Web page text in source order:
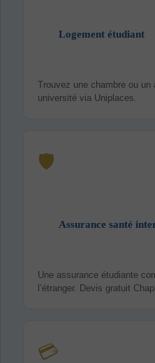
Logement étudiant
Trouvez une chambre ou
université via Uniplaces.
🛡️
Assurance santé
Une assurance étudiante
l’étranger. Devis gratuit
💳